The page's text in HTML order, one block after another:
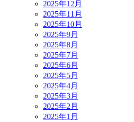
2025年12月
2025年11月
2025年10月
2025年9月
2025年8月
2025年7月
2025年6月
2025年5月
2025年4月
2025年3月
2025年2月
2025年1月